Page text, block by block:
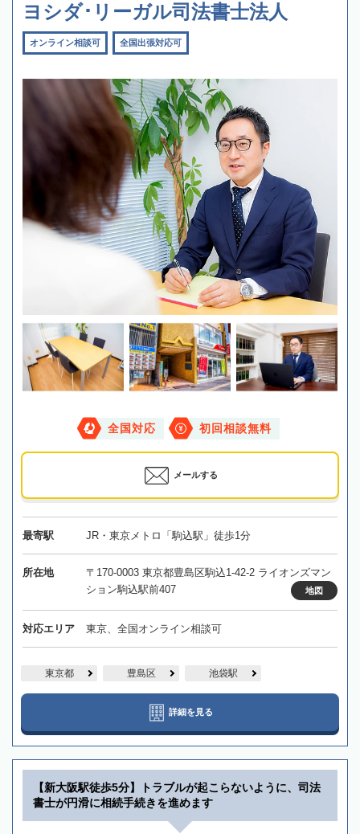
ヨシダ･リーガル司法書士法人
オンライン相談可 全国出張対応可
全国対応 初回相談無料
メールする
最寄駅 JR・東京メトロ「駒込駅」徒歩1分
所在地
〒170-0003 東京都豊島区駒込1-42-2 ライオンズマン
ション駒込駅前407
地図
対応エリア 東京、全国オンライン相談可
東京都 豊島区 池袋駅
詳細を見る
【新大阪駅徒歩5分】トラブルが起こらないように、司法
書士が円滑に相続手続きを進めます